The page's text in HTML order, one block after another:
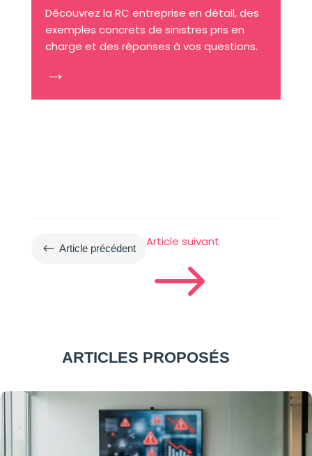
Découvrez la RC entreprise en détail, des
exemples concrets de sinistres pris en
charge et des réponses à vos questions.
→
# Article précédent Article suivant
$
ARTICLES PROPOSÉS